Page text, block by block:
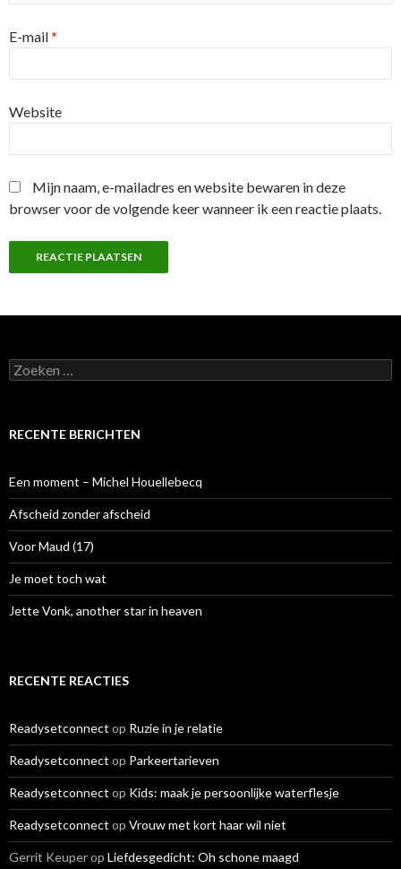
E-mail*
Website
Mijn naam, e-mailadres en website bewaren in deze
browser voor de volgende keer wanneer ik een reactie plaats.
Z
o
e
a
a
r
:
RECENTE BERICHTEN
Een moment – Michel Houellebecq
Afscheid zonder afscheid
Voor Maud (17)
Je moet toch wat
Jette Vonk, another star in heaven
RECENTE REACTIES
Readysetconnect op Ruzie in je relatie
Readysetconnect op Parkeertarieven
Readysetconnect op Kids: maak je persoonlijke waterflesje
Readysetconnect op Vrouw met kort haar wil niet
Gerrit Keuperop Liefdesgedicht: Oh schone maagd